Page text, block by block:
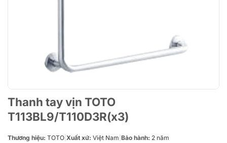
Thanh tay vịn TOTO
T113BL9/T110D3R(x3)
Thương hiệu: TOTO Xuất xứ: Việt Nam Bảo hành: 2 năm